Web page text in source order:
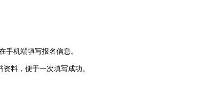
手机端填写报名信息。
料，便于一次填写成功。